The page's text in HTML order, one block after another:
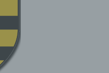
ausgeführte
Vorgangsreihe im
das Erfassen, die
die Speicherung,